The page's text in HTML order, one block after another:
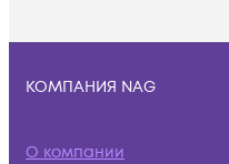
КОМПАНИЯ NAG
О компании